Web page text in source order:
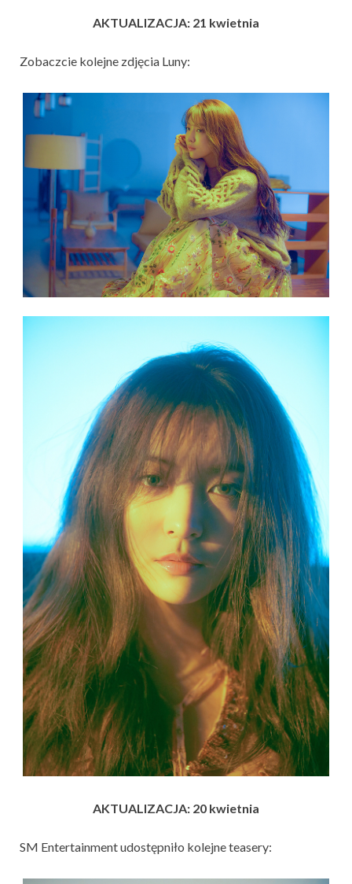
AKTUALIZACJA: 21 kwietnia
Zobaczcie kolejne zdjęcia Luny:
AKTUALIZACJA: 20 kwietnia
SM Entertainment udostępniło kolejne teasery: